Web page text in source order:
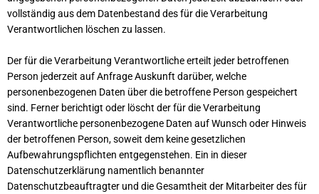
vollständig aus dem Datenbestand des für die Verarbeitung
Verantwortlichen löschen zu lassen.
Der für die Verarbeitung Verantwortliche erteilt jeder betroffenen
Person jederzeit auf Anfrage Auskunft darüber, welche
personenbezogenen Daten über die betroffene Person gespeichert
sind. Ferner berichtigt oder löscht der für die Verarbeitung
Verantwortliche personenbezogene Daten auf Wunsch oder Hinweis
der betroffenen Person, soweit dem keine gesetzlichen
Aufbewahrungspflichten entgegenstehen. Ein in dieser
Datenschutzerklärung namentlich benannter
Datenschutzbeauftragter und die Gesamtheit der Mitarbeiter des für